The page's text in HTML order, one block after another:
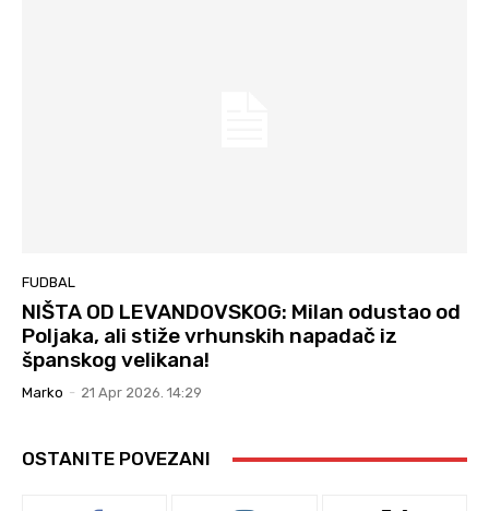
FUDBAL
NIŠTA OD LEVANDOVSKOG: Milan odustao od
Poljaka, ali stiže vrhunskih napadač iz
španskog velikana!
Marko - 21 Apr 2026. 14:29
OSTANITE POVEZANI